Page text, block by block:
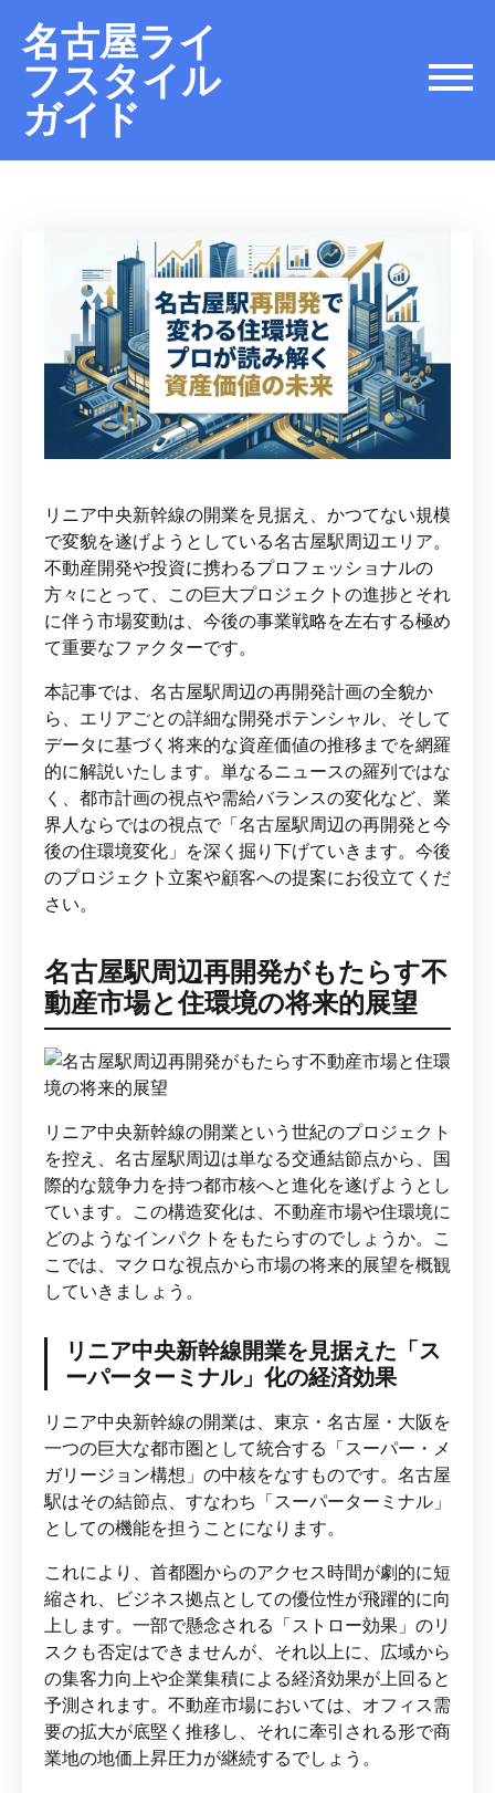
名古屋ライ
フスタイル
ガイド
リニア中央新幹線の開業を見据え、かつてない規模
で変貌を遂げようとしている名古屋駅周辺エリア。
不動産開発や投資に携わるプロフェッショナルの
方々にとって、この巨大プロジェクトの進捗とそれ
に伴う市場変動は、今後の事業戦略を左右する極め
て重要なファクターです。
本記事では、名古屋駅周辺の再開発計画の全貌か
ら、エリアごとの詳細な開発ポテンシャル、そして
データに基づく将来的な資産価値の推移までを網羅
的に解説いたします。単なるニュースの羅列ではな
く、都市計画の視点や需給バランスの変化など、業
界人ならではの視点で「名古屋駅周辺の再開発と今
後の住環境変化」を深く掘り下げていきます。今後
のプロジェクト立案や顧客への提案にお役立てくだ
さい。
名古屋駅周辺再開発がもたらす不
動産市場と住環境の将来的展望
リニア中央新幹線の開業という世紀のプロジェクト
を控え、名古屋駅周辺は単なる交通結節点から、国
際的な競争力を持つ都市核へと進化を遂げようとし
ています。この構造変化は、不動産市場や住環境に
どのようなインパクトをもたらすのでしょうか。こ
こでは、マクロな視点から市場の将来的展望を概観
していきましょう。
リニア中央新幹線開業を見据えた「ス
ーパーターミナル」化の経済効果
リニア中央新幹線の開業は、東京・名古屋・大阪を
一つの巨大な都市圏として統合する「スーパー・メ
ガリージョン構想」の中核をなすものです。名古屋
駅はその結節点、すなわち「スーパーターミナル」
としての機能を担うことになります。
これにより、首都圏からのアクセス時間が劇的に短
縮され、ビジネス拠点としての優位性が飛躍的に向
上します。一部で懸念される「ストロー効果」のリ
スクも否定はできませんが、それ以上に、広域から
の集客力向上や企業集積による経済効果が上回ると
予測されます。不動産市場においては、オフィス需
要の拡大が底堅く推移し、それに牽引される形で商
業地の地価上昇圧力が継続するでしょう。